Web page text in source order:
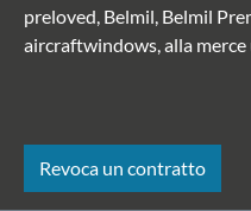
preloved, Belmil, Belmil
aircraftwindows, alla merce
Revoca un contratto